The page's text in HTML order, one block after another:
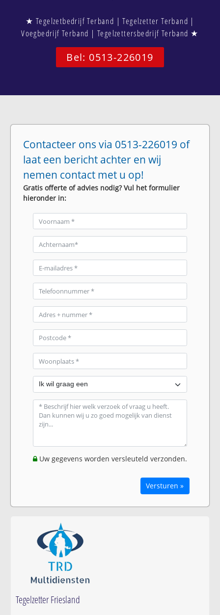
★ Tegelzetbedrijf Terband | Tegelzetter Terband |
Voegbedrijf Terband | Tegelzettersbedrijf Terband ★
Bel: 0513-226019
Contacteer ons via 0513-226019 of
laat een bericht achter en wij
nemen contact met u op!
Gratis offerte of advies nodig? Vul het formulier
hieronder in:
Uw gegevens worden versleuteld verzonden.
Versturen »
Tegelzetter Friesland